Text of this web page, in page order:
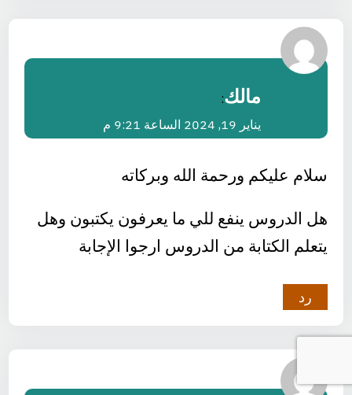
مالك:
يناير 19, 2024 الساعة 9:21 م
سلام عليكم ورحمة الله وبركاته
هل الدروس ينفع للي ما يعرفون يكتبون وهل
يتعلم الكتابة من الدروس ارجوا الإجابة
رد